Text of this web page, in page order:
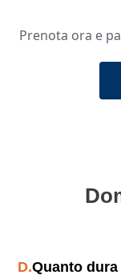
Prenota ora e
D.Quanto